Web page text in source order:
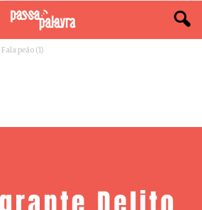
Fala peão (1)